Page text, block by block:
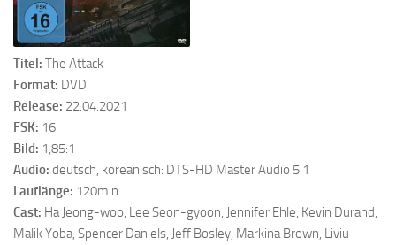
Titel: The Attack
Format: DVD
Release: 22.04.2021
FSK: 16
Bild: 1,85:1
Audio: deutsch, koreanisch: DTS-HD Master Audio 5.1
Lauflänge: 120min.
Cast: Ha Jeong-woo, Lee Seon-gyoon, Jennifer Ehle, Kevin Durand,
Malik Yoba, Spencer Daniels, Jeff Bosley, Markina Brown, Liviu